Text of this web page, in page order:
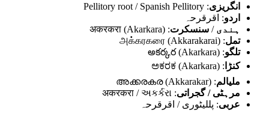
انگریزی: Pellitory root / Spanish Pellitory
اردو: اقرقرحہ
ہندی / سنسکرت: अकरकरा (Akarkara)
تمل: அக்கரகரை (Akkarakarai)
تلگو: అకర్కర (Akarkara)
کنڑا : ಅಕರಕ (Akarkara)
ملیالم: അക്കരകര (Akkarakar)
مرہٹی / گجراتی: अकरकरा / અકર્કરા
عربی: پللیٹوری / اقرقرحہ